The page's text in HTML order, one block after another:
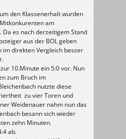
den Klassenerhalt wurden
am
Da es nach derzeitigem Stand
aus der BOL geben
im direkten Vergleich besser
10.Minute ein 5:0 vor. Nun
zum Bruch im
nutzte diese
zu vier Toren und
Weidenauer nahm nun das
besann sich wieder
zehn Minuten.
ab.